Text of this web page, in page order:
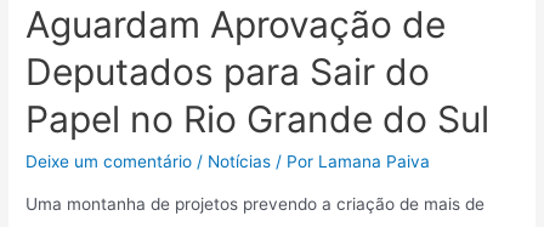
Aguardam Aprovação de
Deputados para Sair do
Papel no Rio Grande do Sul
Deixe um comentário / Notícias / Por Lamana Paiva
Uma montanha de projetos prevendo a criação de mais de